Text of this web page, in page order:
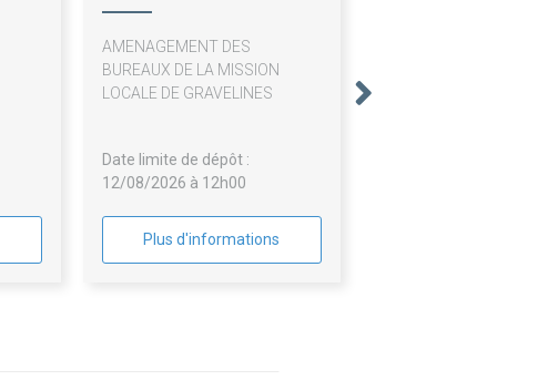
AMENAGEMENT DES
BUREAUX DE LA MISSION
LOCALE DE GRAVELINES
Date limite de dépôt :
12/08/2026 à 12h00
Plus d'informations